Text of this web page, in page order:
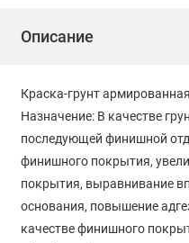
Описание
Краска-грунт
Назначение: В качестве
последующей финишной
финишного покрытия,
покрытия, выравнивание
основания, повышение
качестве финишного